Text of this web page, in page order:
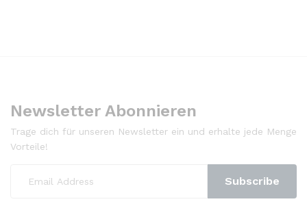
Newsletter Abonnieren
Trage dich für unseren Newsletter ein und erhalte jede Menge
Vorteile!